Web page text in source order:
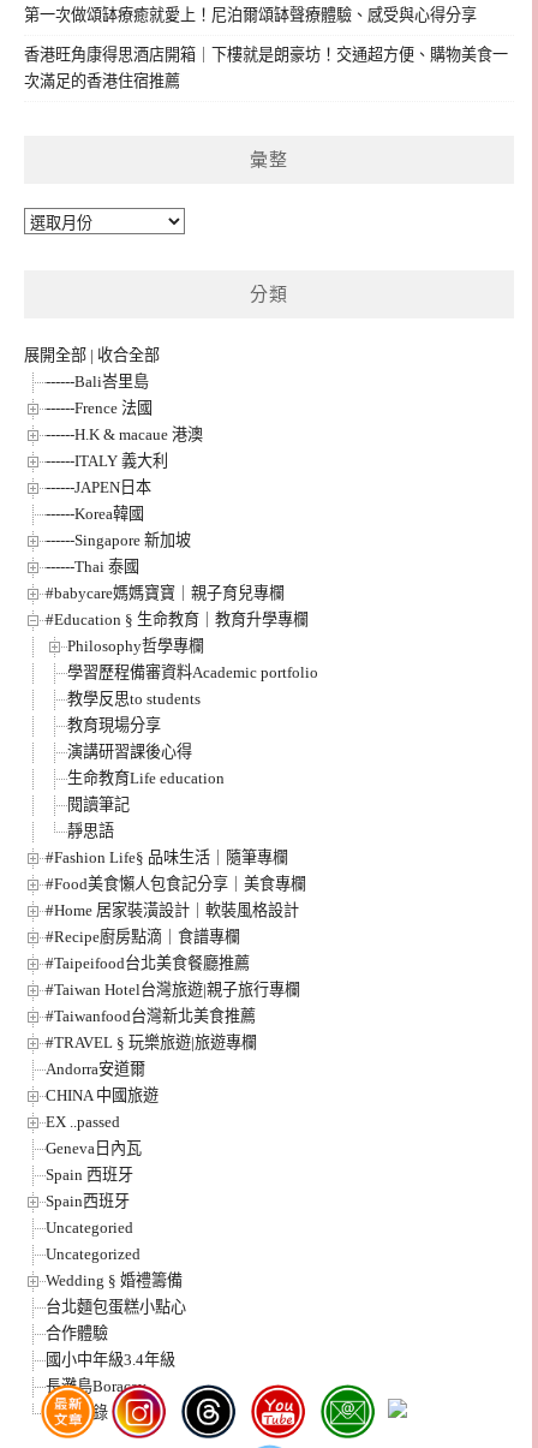
第一次做頌缽療癒就愛上！尼泊爾頌缽聲療體驗、感受與心得分享
香港旺角康得思酒店開箱｜下樓就是朗豪坊！交通超方便、購物美食一
次滿足的香港住宿推薦
彙整
彙
分類
展開全部 | 收合全部
------Bali峇里島
------Frence 法國
------H.K & macaue 港澳
------ITALY 義大利
------JAPEN日本
------Korea韓國
------Singapore 新加坡
------Thai 泰國
#babycare媽媽寶寶｜親子育兒專欄
#Education § 生命教育｜教育升學專欄
Philosophy哲學專欄
學習歷程備審資料Academic portfolio
教學反思to students
教育現場分享
演講研習課後心得
生命教育Life education
閱讀筆記
靜思語
#Fashion Life§ 品味生活｜隨筆專欄
#Food美食懶人包食記分享｜美食專欄
#Home 居家裝潢設計｜軟裝風格設計
#Recipe廚房點滴｜食譜專欄
#Taipeifood台北美食餐廳推薦
#Taiwan Hotel台灣旅遊|親子旅行專欄
#Taiwanfood台灣新北美食推薦
#TRAVEL § 玩樂旅遊|旅遊專欄
Andorra安道爾
CHINA 中國旅遊
EX ..passed
Geneva日內瓦
Spain 西班牙
Spain西班牙
Uncategoried
Uncategorized
Wedding § 婚禮籌備
台北麵包蛋糕小點心
合作體驗
國小中年級3.4年級
長灘島Boracay
飛行紀錄